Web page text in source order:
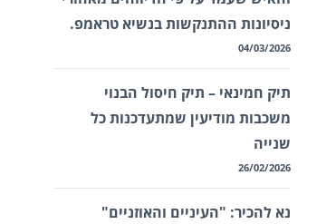
ניסיונות ההתנקשות בנשיא טראמפ.
04/03/2026
תיק חמינאי – תיק חיסול הבנוי
משכבות מודיעין שמתעדכנות כל
שנייה
26/02/2026
נא להכיר: "העיניים והאוזניים"